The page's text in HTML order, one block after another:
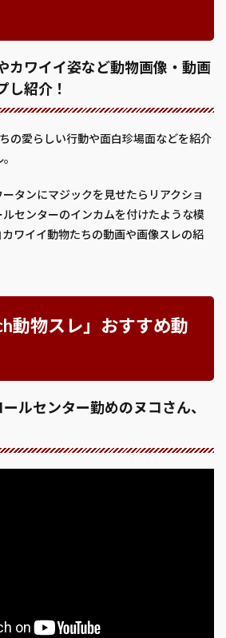
カワイイ姿など動物画像・動画
し紹介！
の愛らしい行動や面白珍場面などを紹介
タンにマジックを見せたらリアクショ
センターのインカムを付けたような模
ワイイ動物たちの動画や画像スレの紹
動物スレ」おすすめ動
ールセンター勤めのヌコさん、